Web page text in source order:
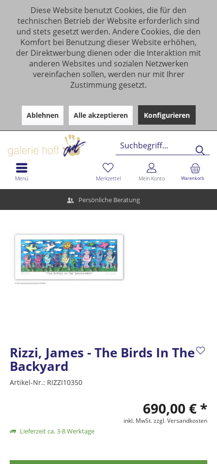
Diese Website benutzt Cookies, die für den
technischen Betrieb der Website erforderlich sind
und stets gesetzt werden. Andere Cookies, die den
Komfort bei Benutzung dieser Website erhöhen,
der Direktwerbung dienen oder die Interaktion mit
anderen Websites und sozialen Netzwerken
vereinfachen sollen, werden nur mit Ihrer
Zustimmung gesetzt.
Ablehnen Alle akzeptieren Konfigurieren
Persönliche Beratung
Warenkorb
Merkzettel Mein Konto
Menü
Rizzi, James - The Birds In The
Backyard
Artikel-Nr.: RIZZI10350
690,00 € *
inkl. MwSt.zzgl. Versandkosten
Lieferzeit ca. 3-8 Werktage